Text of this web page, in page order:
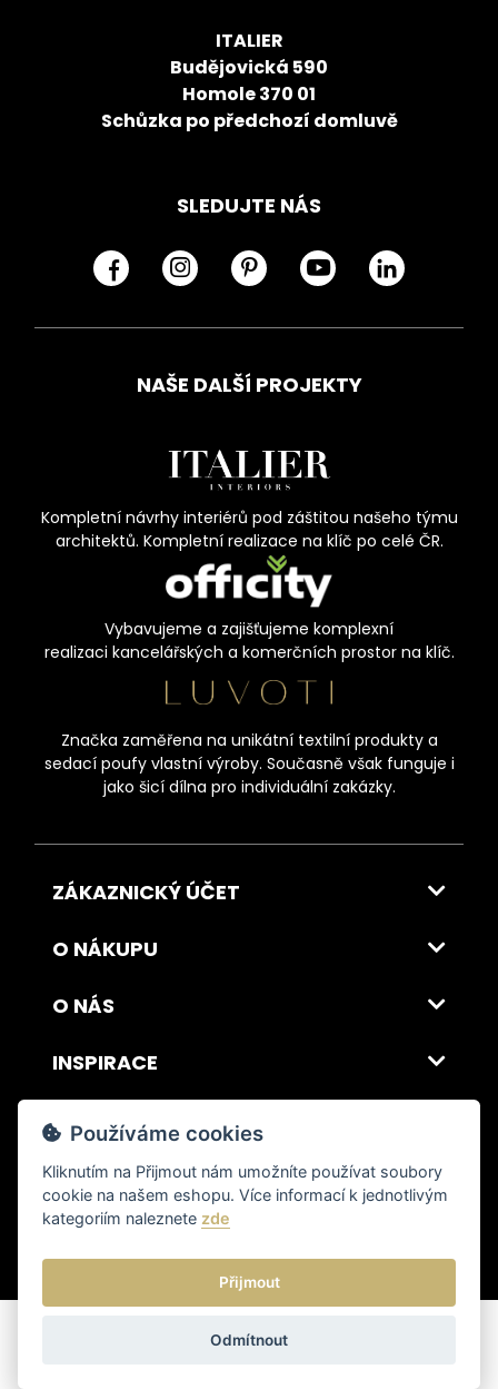
ITALIER
Budějovická 590
Homole 370 01
Schůzka po předchozí domluvě
SLEDUJTE NÁS
NAŠE DALŠÍ PROJEKTY
Kompletní návrhy interiérů pod záštitou našeho týmu
architektů. Kompletní realizace na klíč po celé ČR.
Vybavujeme a zajišťujeme komplexní
realizaci kancelářských a komerčních prostor na klíč.
Značka zaměřena na unikátní textilní produkty a
sedací poufy vlastní výroby. Současně však funguje i
jako šicí dílna pro individuální zakázky.
ZÁKAZNICKÝ ÚČET
O NÁKUPU
O NÁS
INSPIRACE
DOPRAVA A PLATBA
© 2026 ITALSKY INTERIER s.r.o. Vytvořilo INIZIO Internet Media s.r.o.|
nastavení cookies
Používáme cookies
Kliknutím na Přijmout nám umožníte používat soubory
cookie na našem eshopu. Více informací k jednotlivým
kategoriím naleznete zde
Přijmout
Odmítnout